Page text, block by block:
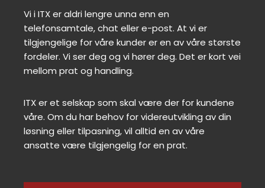
Vi i ITX er aldri lengre unna enn en
telefonsamtale, chat eller e-post. At vi er
tilgjengelige for våre kunder er en av våre største
fordeler. Vi ser deg og vi hører deg. Det er kort vei
mellom prat og handling.
ITX er et selskap som skal være der for kundene
våre. Om du har behov for videreutvikling av din
løsning eller tilpasning, vil alltid en av våre
ansatte være tilgjengelig for en prat.